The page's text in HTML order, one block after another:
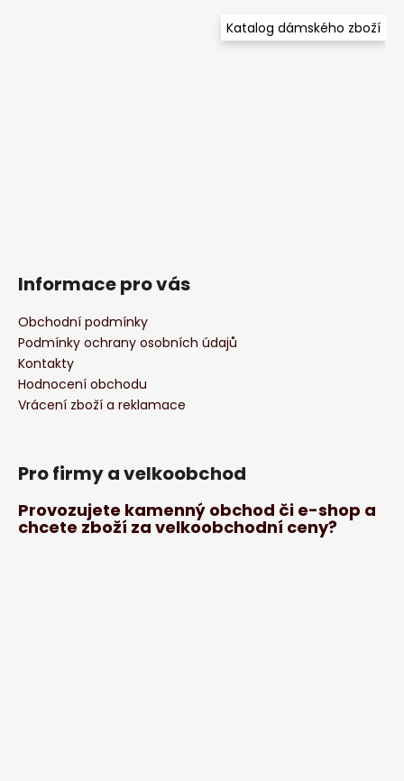
Katalog dámského zboží
Informace pro vás
Obchodní podmínky
Podmínky ochrany osobních údajů
Kontakty
Hodnocení obchodu
Vrácení zboží a reklamace
Pro firmy a velkoobchod
Provozujete kamenný obchod či e-shop a
chcete zboží za velkoobchodní ceny?